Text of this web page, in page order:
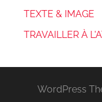
TEXTE & IMAGE
TRAVAILLER À
WordPress